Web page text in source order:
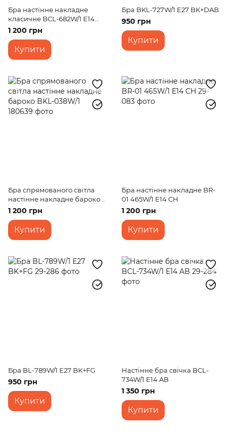
Бра настінне накладне
класичне BCL-682W/1 E14
WH+G
1 200 грн
Купити
Бра BKL-727W/1 E27 BK+DAB
950 грн
Купити
Бра спрямованого світла
настінне накладне бароко
BKL-038W/1
1 200 грн
Купити
Бра настінне накладне BR-
01 465W/1 E14 CH
1 200 грн
Купити
Бра BL-789W/1 E27 BK+FG
950 грн
Купити
Настінне бра свічка BCL-
734W/1 E14 AB
1 350 грн
Купити